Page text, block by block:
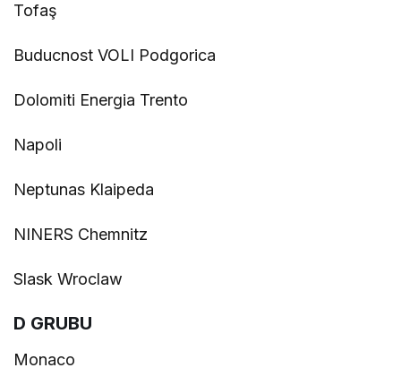
Tofaş
Buducnost VOLI Podgorica
Dolomiti Energia Trento
Napoli
Neptunas Klaipeda
NINERS Chemnitz
Slask Wroclaw
D GRUBU
Monaco